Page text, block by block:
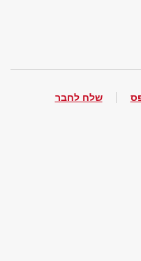
שלח לחבר